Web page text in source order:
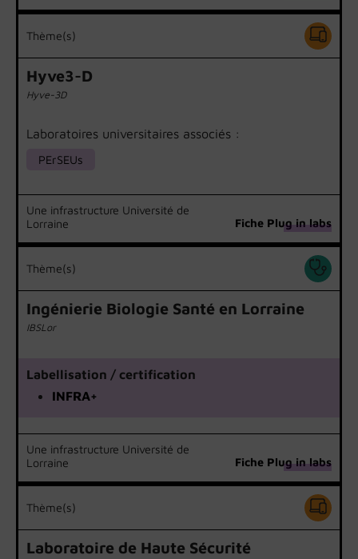
Thème(s)
Hyve3-D
Hyve-3D
Laboratoires universitaires associés :
PErSEUs
Une infrastructure Université de
Lorraine
Fiche Plug in labs
Thème(s)
Ingénierie Biologie Santé en Lorraine
IBSLor
Labellisation / certification
INFRA+
Une infrastructure Université de
Lorraine
Fiche Plug in labs
Thème(s)
Laboratoire de Haute Sécurité